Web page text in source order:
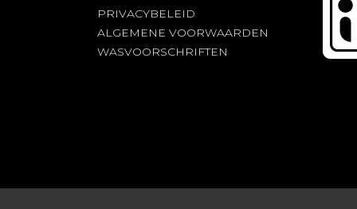
PRIVACYBELEID
ALGEMENE VOORWAARDEN
WASVOORSCHRIFTEN